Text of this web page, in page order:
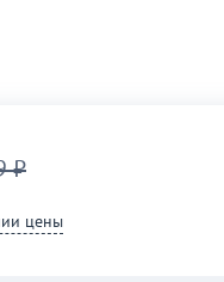
₽
цены